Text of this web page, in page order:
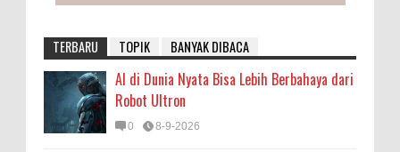
TERBARU TOPIK BANYAK DIBACA
AI di Dunia Nyata Bisa Lebih Berbahaya dari
Robot Ultron
0 8-9-2026